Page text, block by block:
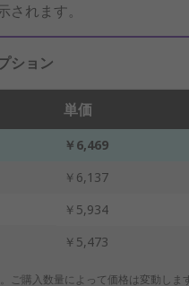
されます。
ション
単価
￥6,469
￥6,137
￥5,934
￥5,473
ご購入数量によって価格は変動しま